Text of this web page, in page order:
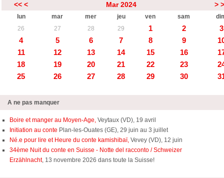
<< < Mar 2024 >
lun mar mer jeu ven sam
26
27 28 29 1 2
3
4
5 6 7 8 9
11
12 13 14 15 16
18
19 20 21 22 23
25
26 27 28 29 30
A ne pas manquer
Boire et manger au Moyen-Age, Veytaux (VD), 19 avril
Initiation au conte Plan-les-Ouates (GE), 29 juin au 3 juillet
Né.e pour lire et Heure du conte kamishibaï, Vevey (VD), 12 juin
34ème Nuit du conte en Suisse - Notte del racconto / Schweizer
Erzählnacht, 13 novembre 2026 dans toute la Suisse!